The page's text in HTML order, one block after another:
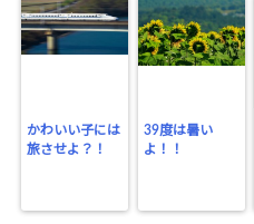
かわいい子には
旅させよ？！
39度は暑い
よ！！